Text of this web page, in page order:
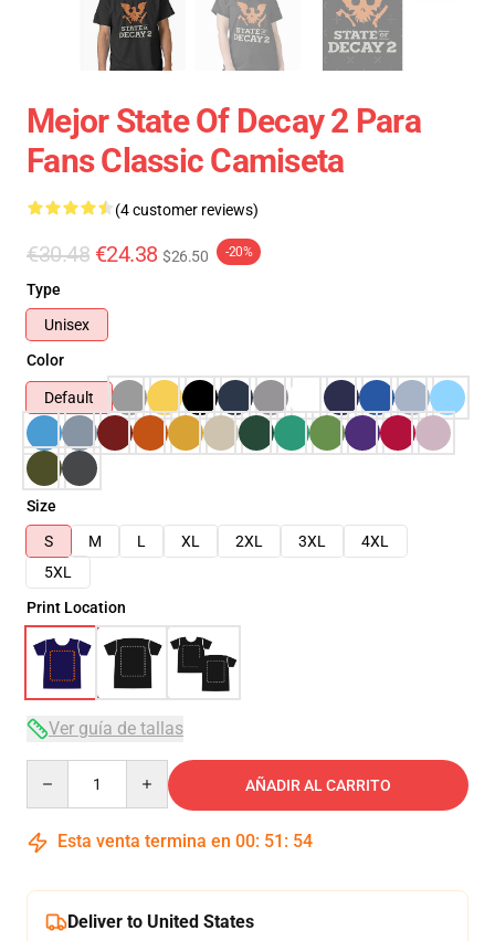
Mejor State Of Decay 2 Para
Fans Classic Camiseta
(4 customer reviews)
€30.48 €24.38 $26.50 -20%
Type
Unisex
Color
Default
Size
S
M L XL 2XL 3XL
4XL
5XL
Print Location
Ver guía de tallas
AÑADIR AL CARRITO
Esta venta termina en 00: 51 : 53
Deliver to United States